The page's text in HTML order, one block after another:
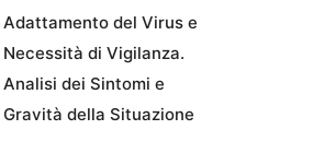
Adattamento del Virus e
Necessità di Vigilanza.
Analisi dei Sintomi e
Gravità della Situazione